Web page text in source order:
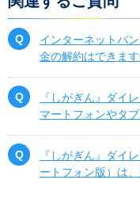
インターネットバ
金の解約はできます
『しがぎん』ダイ
マートフォンやタ
『しがぎん』ダイ
ートフォン版）は